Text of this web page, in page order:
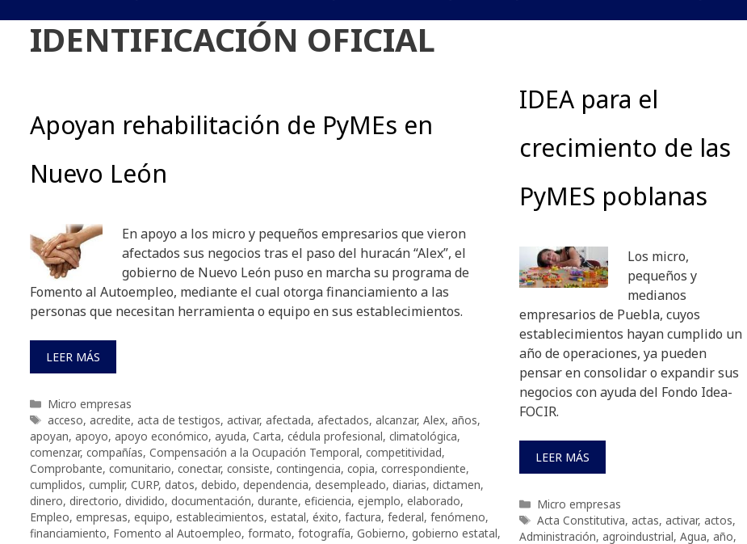
IDENTIFICACIÓN OFICIAL
Apoyan rehabilitación de PyMEs en
Nuevo León
En apoyo a los micro y pequeños empresarios que vieron
afectados sus negocios tras el paso del huracán “Alex”, el
gobierno de Nuevo León puso en marcha su programa de
Fomento al Autoempleo, mediante el cual otorga financiamiento a las
personas que necesitan herramienta o equipo en sus establecimientos.
LEER MÁS
Categorías
Micro empresas
Etiquetas
acceso, acredite, acta de testigos, activar, afectada, afectados, alcanzar, Alex, años,
apoyan, apoyo, apoyo económico, ayuda, Carta, cédula profesional, climatológica,
comenzar, compañías, Compensación a la Ocupación Temporal, competitividad,
Comprobante, comunitario, conectar, consiste, contingencia, copia, correspondiente,
cumplidos, cumplir, CURP, datos, debido, dependencia, desempleado, diarias, dictamen,
dinero, directorio, dividido, documentación, durante, eficiencia, ejemplo, elaborado,
Empleo, empresas, equipo, establecimientos, estatal, éxito, factura, federal, fenómeno,
financiamiento, Fomento al Autoempleo, formato, fotografía, Gobierno, gobierno estatal,
IDEA para el
crecimiento de las
PyMES poblanas
Los micro,
pequeños y
medianos
empresarios de Puebla, cuyos
establecimientos hayan cumplido un
año de operaciones, ya pueden
pensar en consolidar o expandir sus
negocios con ayuda del Fondo Idea-
FOCIR.
LEER MÁS
Categorías
Micro empresas
Etiquetas
Acta Constitutiva, actas, activar, actos,
Administración, agroindustrial, Agua, año,